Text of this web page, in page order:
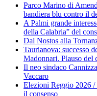
Parco Marino di
bandiera blu contro il
A Palmi grande
della Calabria” del
Dal Nostos alla
Taurianova: successo
Madonnari. Plauso del
Il neo sindaco
Vaccaro
Elezioni Reggio 2026 /
il consenso